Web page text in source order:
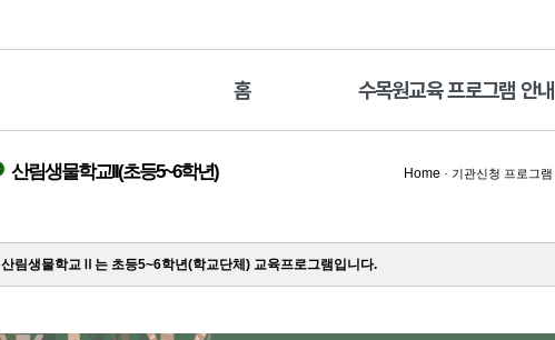
홈 수목원교육 프로그램 안내
Home · 기관신청 프로그램
산림생물학교II(초등5~6학년)
산림생물학교Ⅱ는 초등5~6학년(학교단체) 교육프로그램입니다.